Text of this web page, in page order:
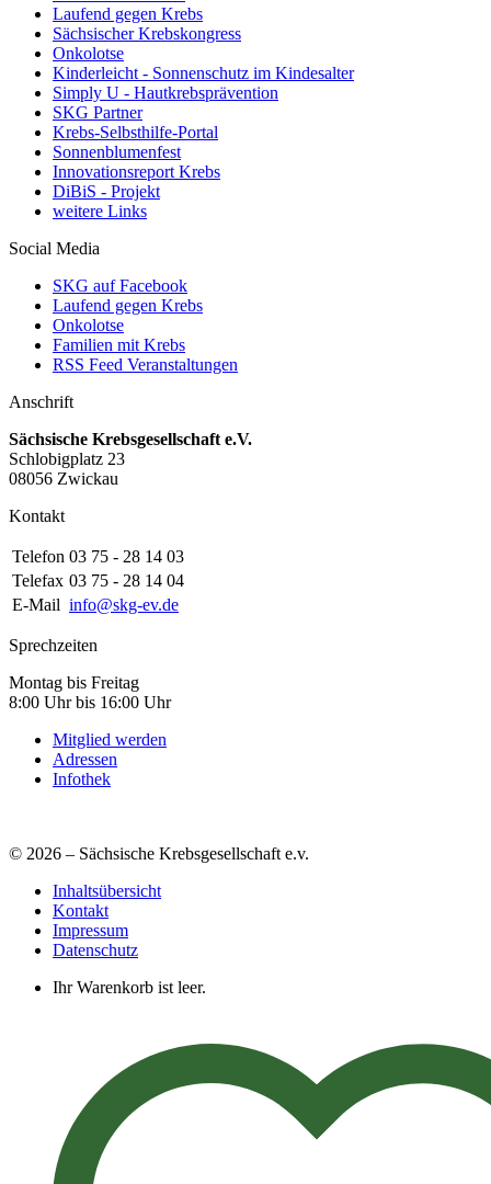
Laufend gegen Krebs
Sächsischer Krebskongress
Onkolotse
Kinderleicht - Sonnenschutz im Kindesalter
Simply U - Hautkrebsprävention
SKG Partner
Krebs-Selbsthilfe-Portal
Sonnenblumenfest
Innovationsreport Krebs
DiBiS - Projekt
weitere Links
Social Media
SKG auf Facebook
Laufend gegen Krebs
Onkolotse
Familien mit Krebs
RSS Feed Veranstaltungen
Anschrift
Sächsische Krebsgesellschaft e.V.
Schlobigplatz 23
08056 Zwickau
Kontakt
Telefon 03 75 - 28 14 03
Telefax 03 75 - 28 14 04
E-Mail info@skg-ev.de
Sprechzeiten
Montag bis Freitag
8:00 Uhr bis 16:00 Uhr
Mitglied werden
Adressen
Infothek
© 2026 – Sächsische Krebsgesellschaft e.v.
Inhaltsübersicht
Kontakt
Impressum
Datenschutz
Ihr Warenkorb ist leer.